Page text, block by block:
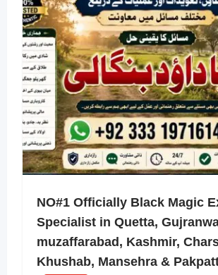
NO#1 Officially Black Magic
Specialist in Quetta,
muzaffarabad, Kashmir,
Khushab, Mansehra &